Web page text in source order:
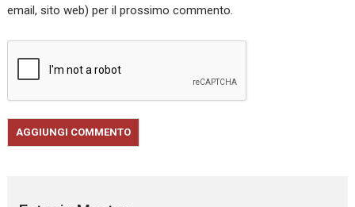
email, sito web) per il prossimo commento.